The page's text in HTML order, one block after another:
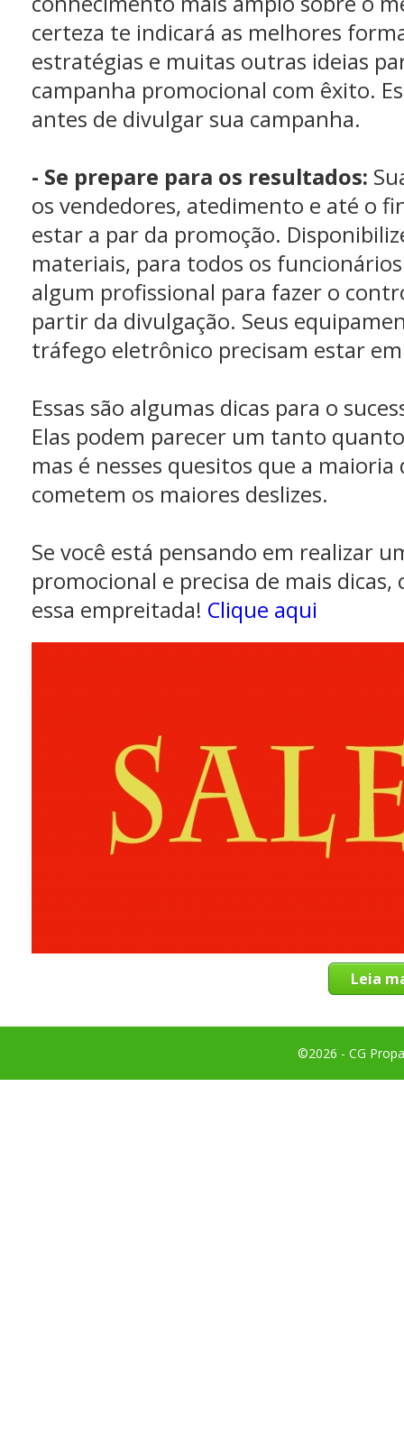
certeza te indicará as melhores
estratégias e muitas outras ideias
campanha promocional com êxito.
antes de divulgar sua campanha.
- Se prepare para os resultados:
os vendedores, atedimento e até o
estar a par da promoção.
materiais, para todos os
algum profissional para fazer o
partir da divulgação. Seus
tráfego eletrônico precisam estar
Essas são algumas dicas para o
Elas podem parecer um tanto
mas é nesses quesitos que a maioria
cometem os maiores deslizes.
Se você está pensando em realizar
promocional e precisa de mais dicas,
essa empreitada! Clique aqui
Leia
©2026 - CG